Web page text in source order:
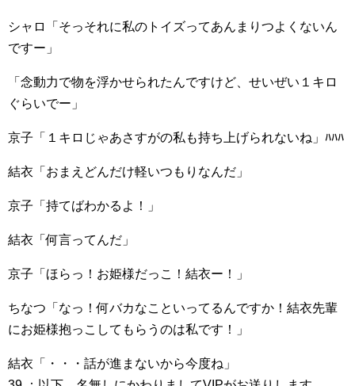
シャロ「そっそれに私のトイズってあんまりつよくないん
ですー」
「念動力で物を浮かせられたんですけど、せいぜい１キロ
ぐらいでー」
京子「１キロじゃあさすがの私も持ち上げられないね」ﾊﾊﾊ
結衣「おまえどんだけ軽いつもりなんだ」
京子「持てばわかるよ！」
結衣「何言ってんだ」
京子「ほらっ！お姫様だっこ！結衣ー！」
ちなつ「なっ！何バカなこといってるんですか！結衣先輩
にお姫様抱っこしてもらうのは私です！」
結衣「・・・話が進まないから今度ね」